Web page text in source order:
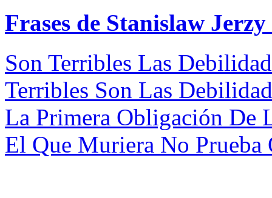
Frases de Stanislaw Jerzy
Son Terribles Las
Terribles Son Las
La Primera Obligación De
El Que Muriera No